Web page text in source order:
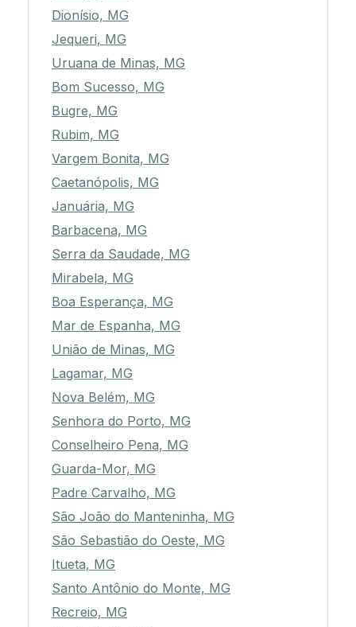
Dionísio, MG
Jequeri, MG
Uruana de Minas, MG
Bom Sucesso, MG
Bugre, MG
Rubim, MG
Vargem Bonita, MG
Caetanópolis, MG
Januária, MG
Barbacena, MG
Serra da Saudade, MG
Mirabela, MG
Boa Esperança, MG
Mar de Espanha, MG
União de Minas, MG
Lagamar, MG
Nova Belém, MG
Senhora do Porto, MG
Conselheiro Pena, MG
Guarda-Mor, MG
Padre Carvalho, MG
São João do Manteninha, MG
São Sebastião do Oeste, MG
Itueta, MG
Santo Antônio do Monte, MG
Recreio, MG